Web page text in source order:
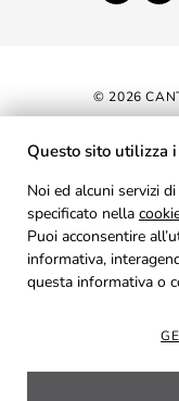
© 2026
Questo sito utilizza i
Noi ed alcuni servizi
specificato nella
Puoi acconsentire
informativa,
questa informativa o